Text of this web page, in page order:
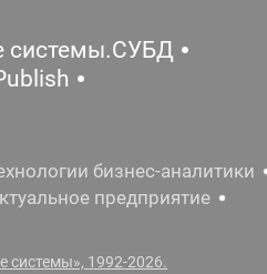
системы.СУБД
бизнес-аналитики
предприятие
1992-2026.